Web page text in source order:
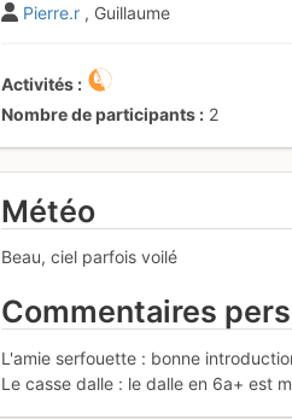
Pierre.r , Guillaume
Activités
Nombre de participants
2
Météo
Beau, ciel parfois voilé
Commentaires
L'amie serfouette : bonne
Le casse dalle : le dalle en 6a+ est